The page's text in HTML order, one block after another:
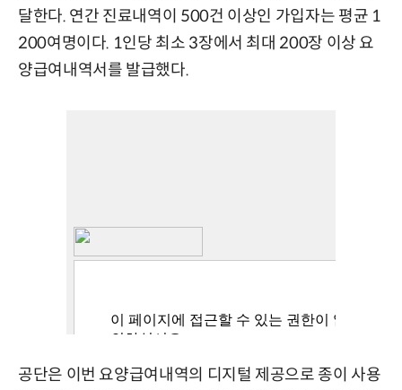
달한다. 연간 진료내역이 500건 이상인 가입자는 평균 1
200여명이다. 1인당 최소 3장에서 최대 200장 이상 요
양급여내역서를 발급했다.
공단은 이번 요양급여내역의 디지털 제공으로 종이 사용